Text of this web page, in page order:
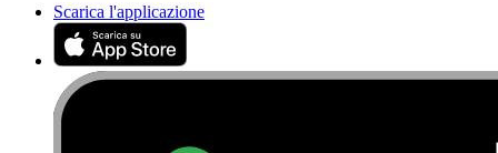
Scarica l'applicazione